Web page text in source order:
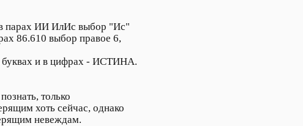
парах ИИ ИлИс выбор "Ис"
86.610 выбор правое 6,
буквах и в цифрах - ИСТИНА.
только
хоть сейчас, однако
невеждам.